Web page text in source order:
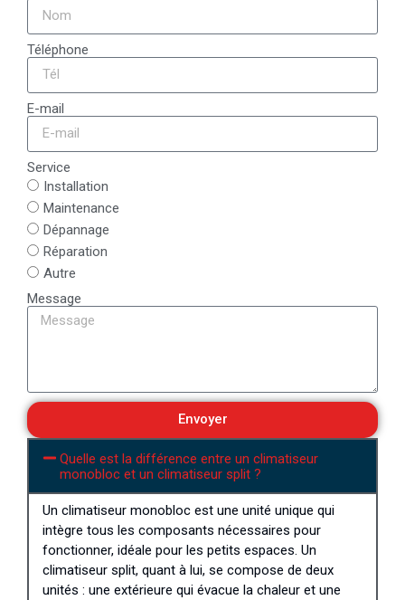
Téléphone
E-mail
Service
Installation
Maintenance
Dépannage
Réparation
Autre
Message
Envoyer
Quelle est la différence entre un climatiseur
monobloc et un climatiseur split ?
Un climatiseur monobloc est une unité unique qui
intègre tous les composants nécessaires pour
fonctionner, idéale pour les petits espaces. Un
climatiseur split, quant à lui, se compose de deux
unités : une extérieure qui évacue la chaleur et une